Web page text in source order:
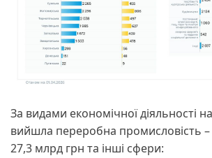
За видами економічної діяльності
вийшла переробна промисловість –
27,3 млрд грн та інші сфери: